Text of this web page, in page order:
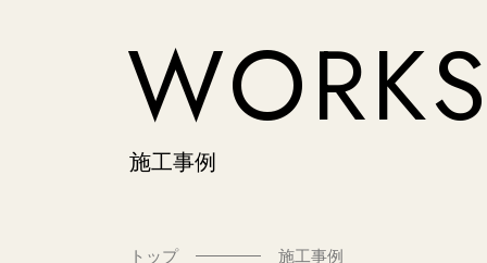
WORKS
施工事例
トップ 施工事例